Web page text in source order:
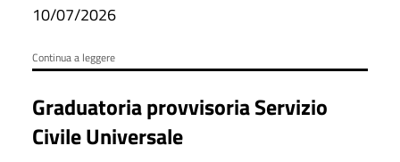
10/07/2026
Continua a leggere
Graduatoria provvisoria Servizio
Civile Universale